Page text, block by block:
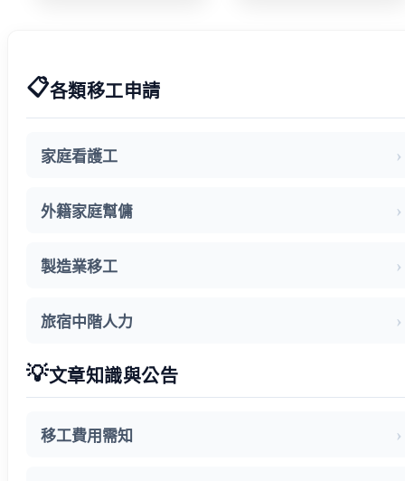
📋各類移工申請
家庭看護工
外籍家庭幫傭
製造業移工
旅宿中階人力
💡文章知識與公告
移工費用需知